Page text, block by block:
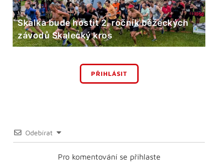
Skalka bude hostit 2. ročník běžeckých
závodů Skalecký kros
PŘIHLÁSIT
Odebírat
Pro komentování se přihlaste